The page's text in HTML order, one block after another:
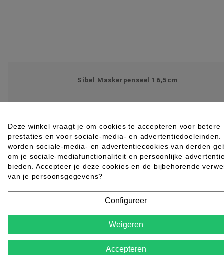
Sibel Maskerpenseel 16,5cm
incl. btw€ 4,22
 Op voorraad direct leverbaar
IN WINKELWAGEN
Deze winkel vraagt je om cookies te accepteren voor betere
prestaties en voor sociale-media- en advertentiedoeleinden.
worden sociale-media- en advertentiecookies van derden
om je sociale-mediafunctionaliteit en persoonlijke
bieden. Accepteer je deze cookies en de bijbehorende
van je persoonsgegevens?
Configureer
Weigeren
Accepteren